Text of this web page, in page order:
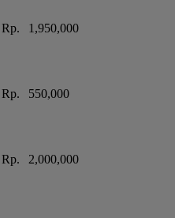
Rp. 1,950,000
Rp. 550,000
Rp. 2,000,000